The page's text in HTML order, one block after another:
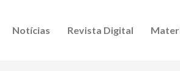
Notícias Revista Digital